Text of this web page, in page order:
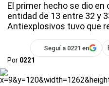
El primer hecho se dio en
entidad de 13 entre 32 y
Antiexplosivos tuvo que
Seguí a 0221 en
Por 0221